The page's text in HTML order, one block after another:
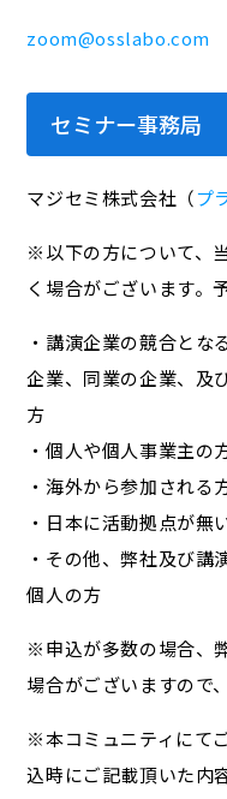
zoom@osslabo.com
セミナー事務局
マジセミ株式会社（プ
※以下の方について、
く場合がございます。
・講演企業の競合とな
企業、同業の企業、及
方
・個人や個人事業主の
・海外から参加される
・日本に活動拠点が無
・その他、弊社及び講
個人の方
※申込が多数の場合、
場合がございますので
※本コミュニティにて
込時にご記載頂いた内